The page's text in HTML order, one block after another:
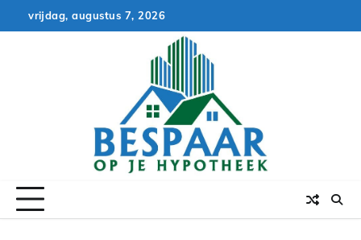
to
vrijdag, augustus 7, 2026